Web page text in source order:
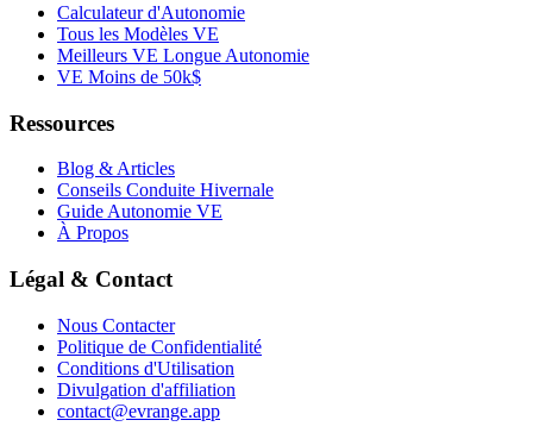
Calculateur d'Autonomie
Tous les Modèles VE
Meilleurs VE Longue Autonomie
VE Moins de 50k$
Ressources
Blog & Articles
Conseils Conduite Hivernale
Guide Autonomie VE
À Propos
Légal & Contact
Nous Contacter
Politique de Confidentialité
Conditions d'Utilisation
Divulgation d'affiliation
contact@evrange.app